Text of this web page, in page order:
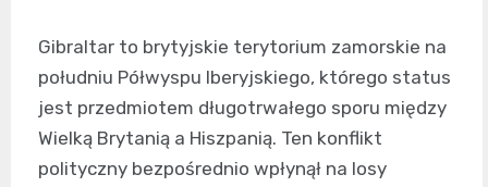
Gibraltar to brytyjskie terytorium zamorskie na
południu Półwyspu Iberyjskiego, którego status
jest przedmiotem długotrwałego sporu między
Wielką Brytanią a Hiszpanią. Ten konflikt
polityczny bezpośrednio wpłynął na losy